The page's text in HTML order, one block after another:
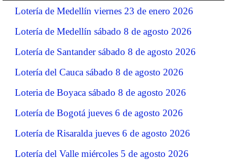
Lotería de Medellín viernes 23 de enero 2026
Lotería de Medellín sábado 8 de agosto 2026
Lotería de Santander sábado 8 de agosto 2026
Lotería del Cauca sábado 8 de agosto 2026
Loteria de Boyaca sábado 8 de agosto 2026
Lotería de Bogotá jueves 6 de agosto 2026
Lotería de Risaralda jueves 6 de agosto 2026
Lotería del Valle miércoles 5 de agosto 2026